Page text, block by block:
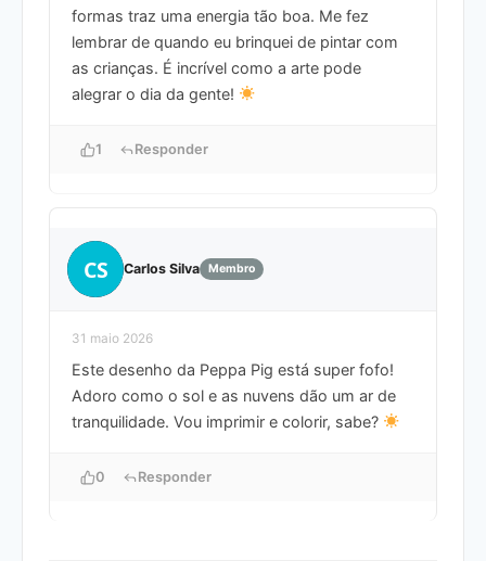
formas traz uma energia tão boa. Me fez
lembrar de quando eu brinquei de pintar com
as crianças. É incrível como a arte pode
alegrar o dia da gente!
1 Responder
CS Carlos Silva Membro
31 maio 2026
Este desenho da Peppa Pig está super fofo!
Adoro como o sol e as nuvens dão um ar de
tranquilidade. Vou imprimir e colorir, sabe?
0 Responder